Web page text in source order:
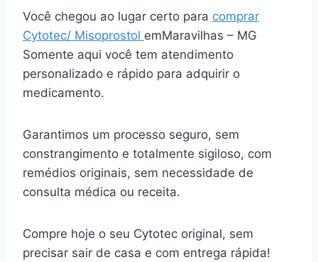
Você chegou ao lugar certo para comprar
Cytotec/ Misoprostol emMaravilhas – MG
Somente aqui você tem atendimento
personalizado e rápido para adquirir o
medicamento.
Garantimos um processo seguro, sem
constrangimento e totalmente sigiloso, com
remédios originais, sem necessidade de
consulta médica ou receita.
Compre hoje o seu Cytotec original, sem
precisar sair de casa e com entrega rápida!